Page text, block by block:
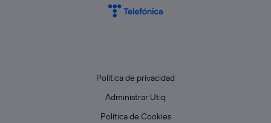
Política de privacidad
Administrar Utiq
Política de Cookies